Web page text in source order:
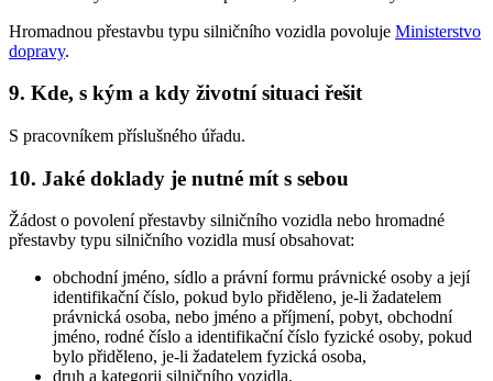
Hromadnou přestavbu typu silničního vozidla povoluje Ministerstvo
dopravy.
9. Kde, s kým a kdy životní situaci řešit
S pracovníkem příslušného úřadu.
10. Jaké doklady je nutné mít s sebou
Žádost o povolení přestavby silničního vozidla nebo hromadné
přestavby typu silničního vozidla musí obsahovat:
obchodní jméno, sídlo a právní formu právnické osoby a její
identifikační číslo, pokud bylo přiděleno, je-li žadatelem
právnická osoba, nebo jméno a příjmení, pobyt, obchodní
jméno, rodné číslo a identifikační číslo fyzické osoby, pokud
bylo přiděleno, je-li žadatelem fyzická osoba,
druh a kategorii silničního vozidla,